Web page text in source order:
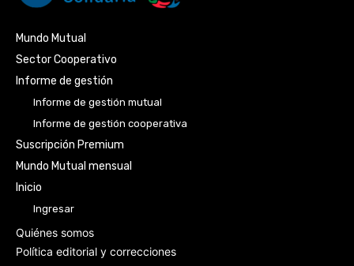
Mundo Mutual
Sector Cooperativo
Informe de gestión
Informe de gestión mutual
Informe de gestión cooperativa
Suscripción Premium
Mundo Mutual mensual
Inicio
Ingresar
Quiénes somos
Política editorial y correcciones